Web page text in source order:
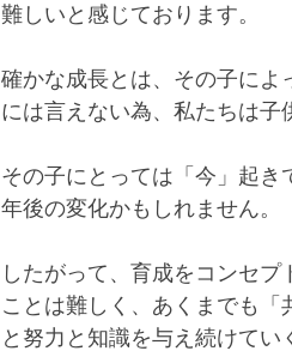
難しいと感じております。
確かな成長とは、その子によ
には言えない為、私たちは子
その子にとっては「今」起
年後の変化かもしれません。
したがって、育成をコンセ
ことは難しく、あくまでも
と努力と知識を与え続けて